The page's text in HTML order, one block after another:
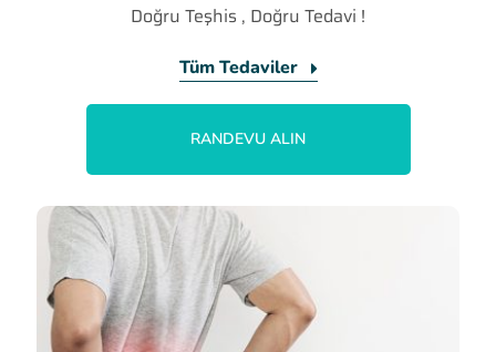
Doğru Teşhis , Doğru Tedavi !
Tüm Tedaviler
RANDEVU ALIN